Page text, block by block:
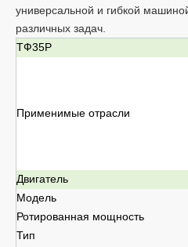
универсальной и гибкой
различных задач.
ТФ35Р
Применимые отрасли
Двигатель
Модель
Ротированная мощность
Тип